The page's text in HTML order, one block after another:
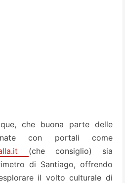
che buona parte delle
con portali come
(che consiglio) sia
di Santiago, offrendo
il volto culturale di